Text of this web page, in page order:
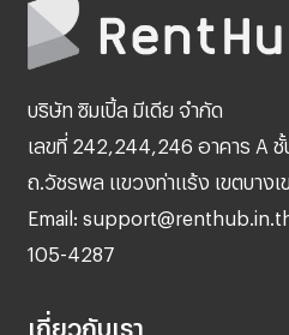
บริษัท ซิมเปิ้ล มีเดีย จำกัด
เลขที่ 242,244,246 อาคาร A ชั้
ถ.วัชรพล แขวงท่าแร้ง เขตบางเ
Email:
105-4287
เกี่ยวกับเรา